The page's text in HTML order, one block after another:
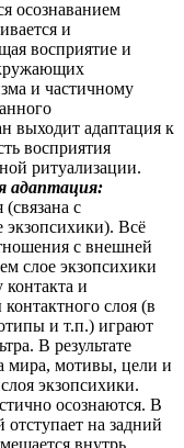
осознаванием
и
восприятие и
и частичному
выходит адаптация к
восприятия
ритуализации.
адаптация:
с
экзопсихики). Всё
с внешней
слое экзопсихики
и
слоя (в
и т.п.) играют
В результате
мира, мотивы, цели и
экзопсихики.
осознаются. В
на задний
внутрь.